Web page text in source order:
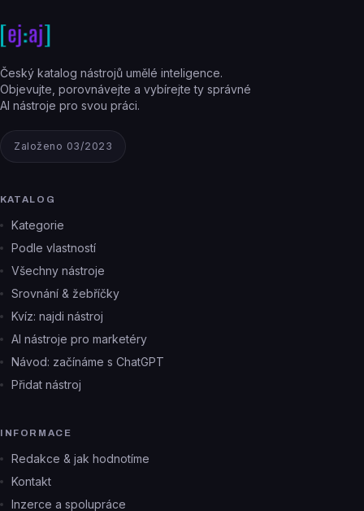
Český katalog nástrojů umělé inteligence.
Objevujte, porovnávejte a vybírejte ty správné
AI nástroje pro svou práci.
Založeno 03/2023
KATALOG
Kategorie
Podle vlastností
Všechny nástroje
Srovnání & žebříčky
Kvíz: najdi nástroj
AI nástroje pro marketéry
Návod: začínáme s ChatGPT
Přidat nástroj
INFORMACE
Redakce & jak hodnotíme
Kontakt
Inzerce a spolupráce